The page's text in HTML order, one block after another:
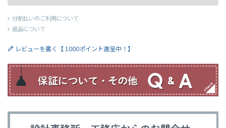
分割払いのご利用について
返品について
レビューを書く【 1000ポイント進呈中！】